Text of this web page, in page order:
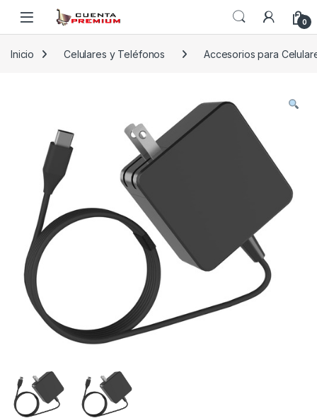
Skip to navigation
Skip to content
0
Inicio Celulares y Teléfonos Accesorios para